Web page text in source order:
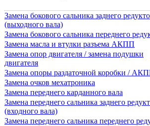
Замена бокового сальника заднего
(выходного вала)
Замена бокового сальника переднего
Замена масла и втулки разъема АКПП
Замена опор двигателя / замена подушки
двигателя
Замена опоры раздаточной коробки /
Замена очков мехатроника
Замена переднего карданного вала
Замена переднего сальника заднего
(входного вала)
Замена переднего сальника переднего